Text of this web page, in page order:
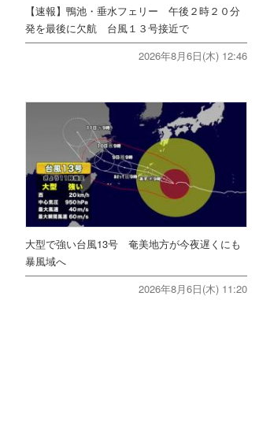
【速報】鴨池・垂水フェリー 午後２時２０分
発を最後に欠航 台風１３号接近で
2026年8月6日(木) 12:46
大型で強い台風13号 奄美地方が今夜遅くにも
暴風域へ
2026年8月6日(木) 11:20